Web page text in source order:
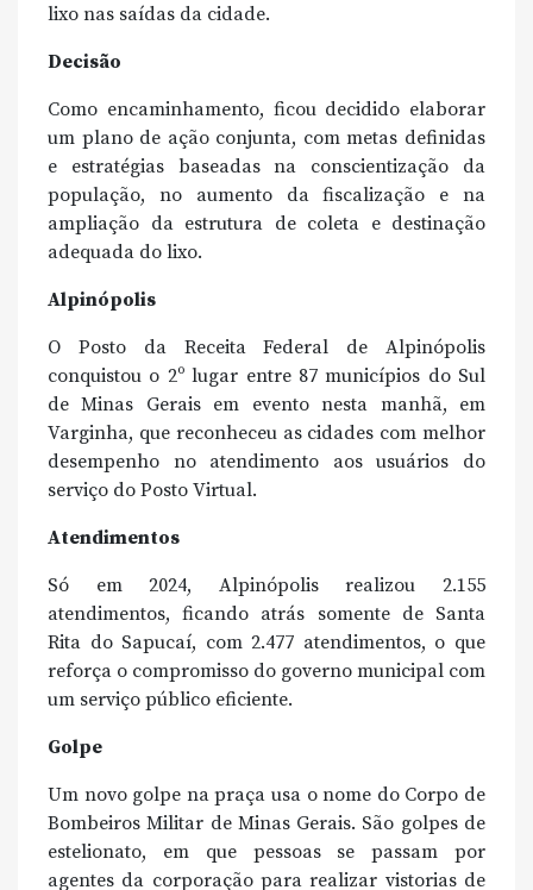
lixo nas saídas da cidade.
Decisão
Como encaminhamento, ficou decidido elaborar
um plano de ação conjunta, com metas definidas
e estratégias baseadas na conscientização da
população, no aumento da fiscalização e na
ampliação da estrutura de coleta e destinação
adequada do lixo.
Alpinópolis
O Posto da Receita Federal de Alpinópolis
conquistou o 2º lugar entre 87 municípios do Sul
de Minas Gerais em evento nesta manhã, em
Varginha, que reconheceu as cidades com melhor
desempenho no atendimento aos usuários do
serviço do Posto Virtual.
Atendimentos
Só em 2024, Alpinópolis realizou 2.155
atendimentos, ficando atrás somente de Santa
Rita do Sapucaí, com 2.477 atendimentos, o que
reforça o compromisso do governo municipal com
um serviço público eficiente.
Golpe
Um novo golpe na praça usa o nome do Corpo de
Bombeiros Militar de Minas Gerais. São golpes de
estelionato, em que pessoas se passam por
agentes da corporação para realizar vistorias de